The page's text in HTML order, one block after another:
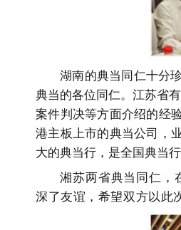
湖南的典当同仁十分
典当的各位同仁。江苏省
案件判决等方面介绍的经
港主板上市的典当公司，
大的典当行，是全国典当
湘苏两省典当同仁，
深了友谊，希望双方以此